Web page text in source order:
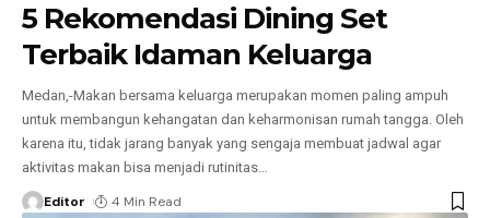
5 Rekomendasi Dining Set
Terbaik Idaman Keluarga
Medan,-Makan bersama keluarga merupakan momen paling ampuh
untuk membangun kehangatan dan keharmonisan rumah tangga. Oleh
karena itu, tidak jarang banyak yang sengaja membuat jadwal agar
aktivitas makan bisa menjadi rutinitas…
Editor 4 Min Read